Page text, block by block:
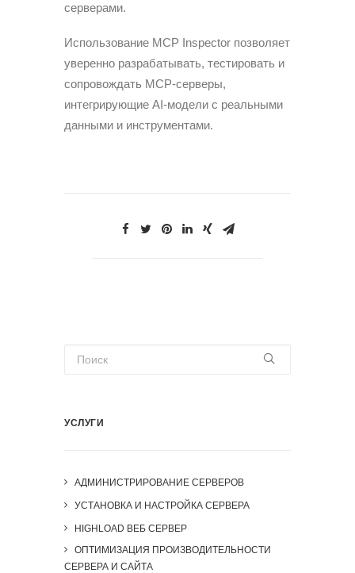
серверами.
Использование MCP Inspector позволяет
уверенно разрабатывать, тестировать и
сопровождать MCP-серверы,
интегрирующие AI-модели с реальными
данными и инструментами.
УСЛУГИ
АДМИНИСТРИРОВАНИЕ СЕРВЕРОВ
УСТАНОВКА И НАСТРОЙКА СЕРВЕРА
HIGHLOAD ВЕБ СЕРВЕР
ОПТИМИЗАЦИЯ ПРОИЗВОДИТЕЛЬНОСТИ
СЕРВЕРА И САЙТА